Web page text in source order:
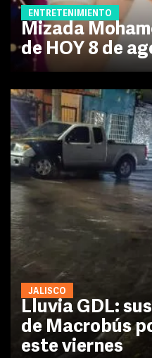
ENTRETENIMIENTO
Mizada
de HOY 8 de
JALISCO
Lluvia GDL:
de Macrobús
este viernes